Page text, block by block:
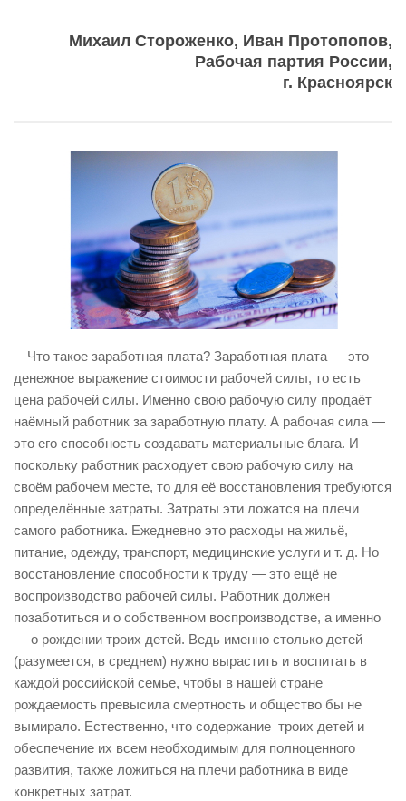
ПРОФСОЮЗНАЯ БОРЬБА
Михаил Стороженко, Иван Протопопов,
Рабочая партия России,
г. Красноярск
Что такое заработная плата? Заработная плата — это
денежное выражение стоимости рабочей силы, то есть
цена рабочей силы. Именно свою рабочую силу продаёт
наёмный работник за заработную плату. А рабочая сила —
это его способность создавать материальные блага. И
поскольку работник расходует свою рабочую силу на
своём рабочем месте, то для её восстановления требуются
определённые затраты. Затраты эти ложатся на плечи
самого работника. Ежедневно это расходы на жильё,
питание, одежду, транспорт, медицинские услуги и т. д. Но
восстановление способности к труду — это ещё не
воспроизводство рабочей силы. Работник должен
позаботиться и о собственном воспроизводстве, а именно
— о рождении троих детей. Ведь именно столько детей
(разумеется, в среднем) нужно вырастить и воспитать в
каждой российской семье, чтобы в нашей стране
рождаемость превысила смертность и общество бы не
вымирало. Естественно, что содержание троих детей и
обеспечение их всем необходимым для полноценного
развития, также ложиться на плечи работника в виде
конкретных затрат.